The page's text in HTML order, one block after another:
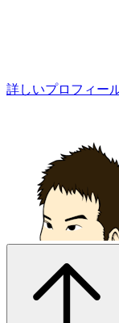
詳しいプロフィー